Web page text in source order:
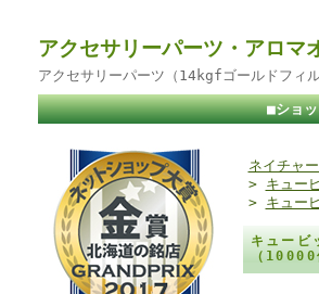
アクセサリーパーツ・アロ
アクセサリーパーツ（14kgfゴールドフィ
■ショ
ネイチャ
> キュー
> キュー
キュービ
（